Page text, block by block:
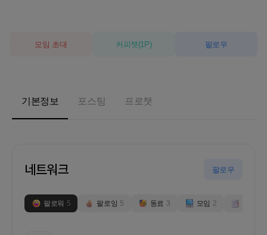
모임 초대 커피챗 (1 P) 팔로우
기본정보 포스팅 프로챗
네트워크 팔로우
팔로워 5 팔로잉 5 동료 3 모임 2